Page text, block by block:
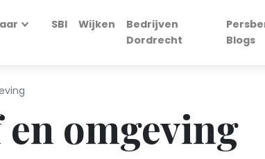
SBI Wijken
Bedrijven
Dordrecht
Blogs
omgeving